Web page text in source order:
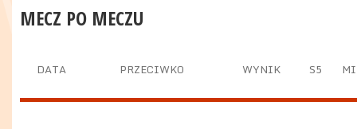
MECZ PO MECZU
DATA PRZECIWKO WYNIK S5